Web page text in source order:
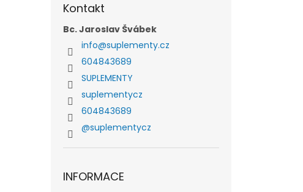
Kontakt
Bc. Jaroslav Švábek
info@suplementy.cz
604843689
SUPLEMENTY
suplementycz
604843689
@suplementycz
INFORMACE